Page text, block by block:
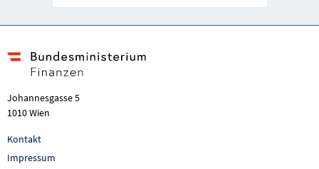
Johannesgasse 5
1010 Wien
Kontakt
Impressum